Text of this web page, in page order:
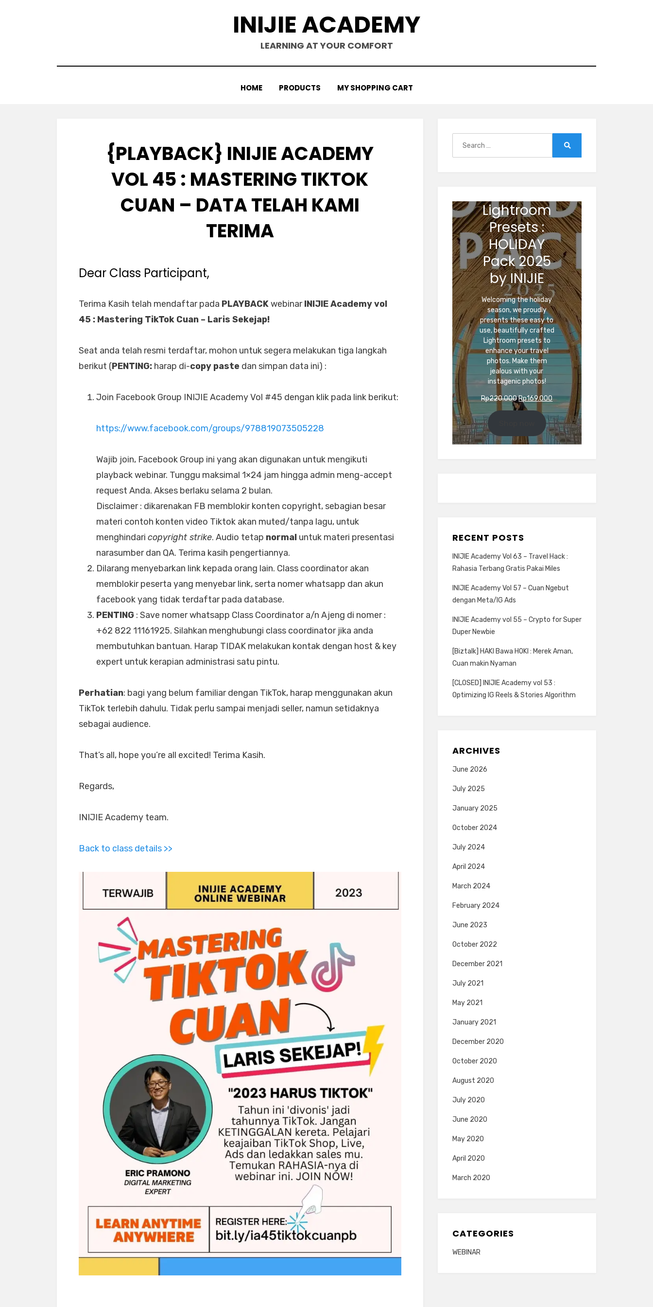
INIJIE ACADEMY
LEARNING AT YOUR COMFORT
HOME PRODUCTS MY SHOPPING CART
{PLAYBACK} INIJIE ACADEMY
VOL 45 : MASTERING TIKTOK
CUAN – DATA TELAH KAMI
TERIMA
Dear Class Participant,
Terima Kasih telah mendaftar pada PLAYBACKwebinarINIJIE Academy vol
45 : Mastering TikTok Cuan – Laris Sekejap!
Seat anda telah resmi terdaftar, mohon untuk segera melakukan tiga langkah
berikut (PENTING: harap di-copy paste dan simpan data ini) :
Join Facebook Group INIJIE Academy Vol #45 dengan klik pada link berikut:
https://www.facebook.com/groups/978819073505228
Wajib join, Facebook Group ini yang akan digunakan untuk mengikuti
playback webinar. Tunggu maksimal 1×24 jam hingga admin meng-accept
request Anda. Akses berlaku selama 2 bulan.
Disclaimer : dikarenakan FB memblokir konten copyright, sebagian besar
materi contoh konten video Tiktok akan muted/tanpa lagu, untuk
menghindari copyright strike. Audio tetap normal untuk materi presentasi
narasumber dan QA. Terima kasih pengertiannya.
Dilarang menyebarkan link kepada orang lain. Class coordinator akan
memblokir peserta yang menyebar link, serta nomer whatsapp dan akun
facebook yang tidak terdaftar pada database.
PENTING : Save nomer whatsapp Class Coordinator a/n Ajeng di nomer :
+62 822 11161925. Silahkan menghubungi class coordinator jika anda
membutuhkan bantuan. Harap TIDAK melakukan kontak dengan host & key
expert untuk kerapian administrasi satu pintu.
Perhatian: bagi yang belum familiar dengan TikTok, harap menggunakan akun
TikTok terlebih dahulu. Tidak perlu sampai menjadi seller, namun setidaknya
sebagai audience.
That’s all, hope you’re all excited! Terima Kasih.
Regards,
INIJIE Academy team.
Back to class details >>
Lightroom
Presets :
HOLIDAY
Pack 2025
by INIJIE
Welcoming the holiday
season, we proudly
presents these easy to
use, beautifully crafted
Lightroom presets to
enhance your travel
photos. Make them
jealous with your
instagenic photos!
Rp220.000Original
price
Rp220.000.
Rp169.000Current
price
is:
Rp169.000.
RECENT POSTS
INIJIE Academy Vol 63 – Travel Hack :
Rahasia Terbang Gratis Pakai Miles
INIJIE Academy Vol 57 – Cuan Ngebut
dengan Meta/IG Ads
INIJIE Academy vol 55 – Crypto for Super
Duper Newbie
[Biztalk] HAKI Bawa HOKI : Merek Aman,
Cuan makin Nyaman
[CLOSED] INIJIE Academy vol 53 :
Optimizing IG Reels & Stories Algorithm
ARCHIVES
June 2026
July 2025
January 2025
October 2024
July 2024
April 2024
March 2024
February 2024
June 2023
October 2022
December 2021
July 2021
May 2021
January 2021
December 2020
October 2020
August 2020
July 2020
June 2020
May 2020
April 2020
March 2020
CATEGORIES
WEBINAR